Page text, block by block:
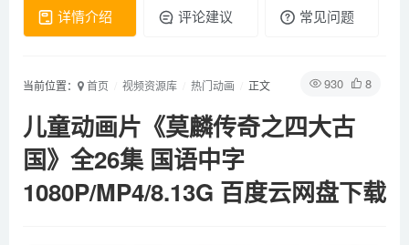
详情介绍 评论建议 常见问题
930 8
当前位置： 首页 视频资源库 热门动画 正文
儿童动画片《莫麟传奇之四大古
国》全26集 国语中字
1080P/MP4/8.13G 百度云网盘下载